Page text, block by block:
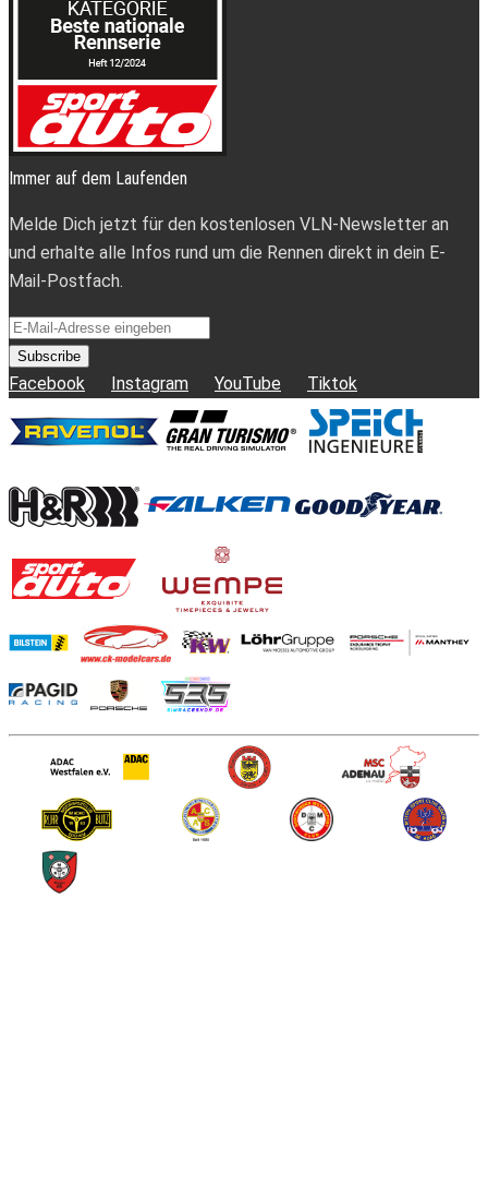
Immer auf dem Laufenden
Melde Dich jetzt für den kostenlosen VLN-Newsletter an
und erhalte alle Infos rund um die Rennen direkt in dein E-
Mail-Postfach.
Subscribe
Facebook Instagram YouTube Tiktok